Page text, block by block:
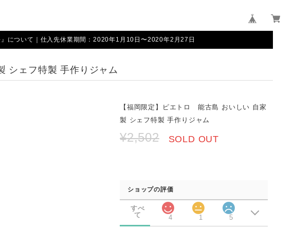
について｜仕入先休業期間：2020年1月10日〜2020年2月27日
シェフ特製 手作りジャム
【福岡限定】ピエトロ 能古島 おいしい 自家
製 シェフ特製 手作りジャム
¥2,502 SOLD OUT
ショップの評価
すべ
て
4 1 5